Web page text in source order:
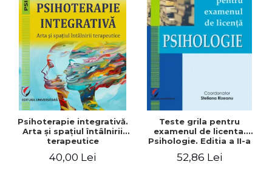
Psihoterapie integrativă.
Arta şi spaţiul întâlnirii
terapeutice
40,00 Lei
Teste grila pentru
examenul de licenta.
Psihologie. Editia a II-a
revizuita si adaugita
52,86 Lei